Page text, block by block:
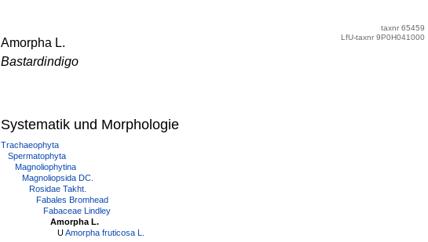
Amorpha L.
Bastardindigo
taxnr 65459
LfU-taxnr 9P0H041000
Systematik und Morphologie
Trachaeophyta
Spermatophyta
Magnoliophytina
Magnoliopsida DC.
Rosidae Takht.
Fabales Bromhead
Fabaceae Lindley
Amorpha L.
UAmorpha fruticosa L.